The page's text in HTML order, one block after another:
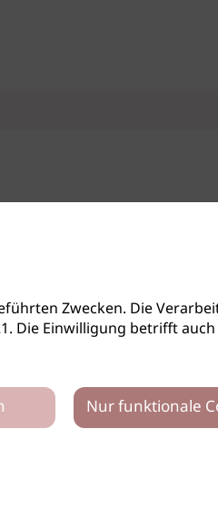
Zwecken. Die
Die Einwilligung betrifft
Nur funktionale